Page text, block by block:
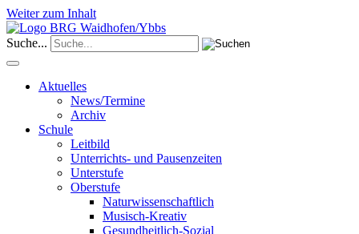
Weiter zum Inhalt
Suche...
Aktuelles
News/Termine
Archiv
Schule
Leitbild
Unterrichts- und Pausenzeiten
Unterstufe
Oberstufe
Naturwissenschaftlich
Musisch-Kreativ
Gesundheitlich-Sozial